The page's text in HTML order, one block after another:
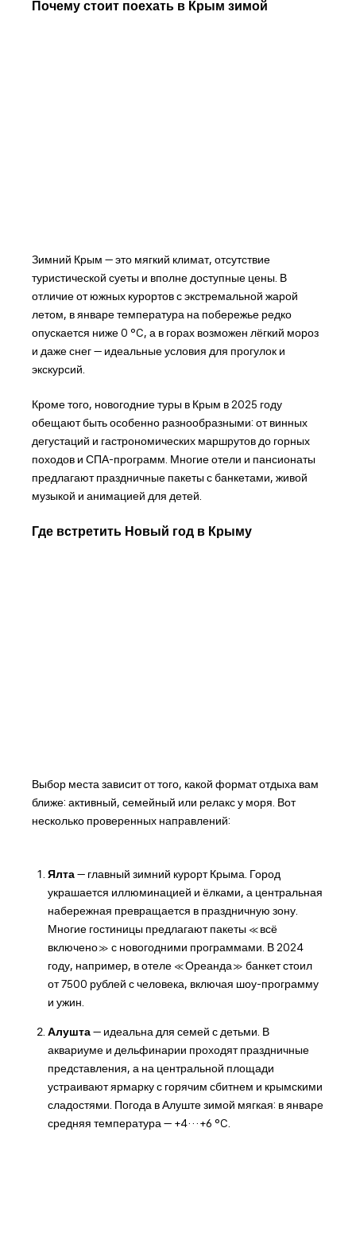
Почему стоит поехать в Крым зимой
Зимний Крым — это мягкий климат, отсутствие
туристической суеты и вполне доступные цены. В
отличие от южных курортов с экстремальной жарой
летом, в январе температура на побережье редко
опускается ниже 0 °C, а в горах возможен лёгкий мороз
и даже снег — идеальные условия для прогулок и
экскурсий.
Кроме того, новогодние туры в Крым в 2025 году
обещают быть особенно разнообразными: от винных
дегустаций и гастрономических маршрутов до горных
походов и СПА-программ. Многие отели и пансионаты
предлагают праздничные пакеты с банкетами, живой
музыкой и анимацией для детей.
Где встретить Новый год в Крыму
Выбор места зависит от того, какой формат отдыха вам
ближе: активный, семейный или релакс у моря. Вот
несколько проверенных направлений:
Ялта— главный зимний курорт Крыма. Город
украшается иллюминацией и ёлками, а центральная
набережная превращается в праздничную зону.
Многие гостиницы предлагают пакеты «всё
включено» с новогодними программами. В 2024
году, например, в отеле «Ореанда» банкет стоил
от 7500 рублей с человека, включая шоу-программу
и ужин.
Алушта— идеальна для семей с детьми. В
аквариуме и дельфинарии проходят праздничные
представления, а на центральной площади
устраивают ярмарку с горячим сбитнем и крымскими
сладостями. Погода в Алуште зимой мягкая: в январе
средняя температура — +4…+6 °C.